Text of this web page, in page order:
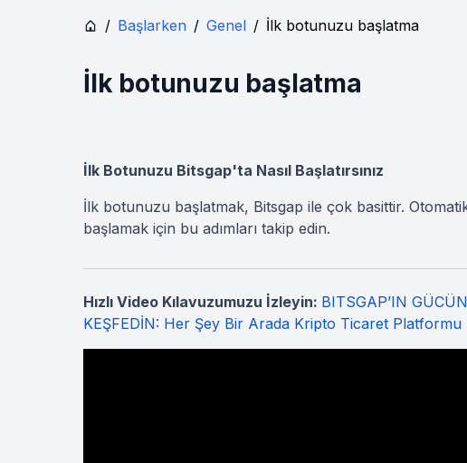
/ Başlarken / Genel / İlk botunuzu başlatma
İlk botunuzu başlatma
İlk Botunuzu Bitsgap'ta Nasıl Başlatırsınız
İlk botunuzu başlatmak, Bitsgap ile çok basittir.
başlamak için bu adımları takip edin.
Hızlı Video Kılavuzumuzu İzleyin: BITSGAP’IN
KEŞFEDİN: Her Şey Bir Arada Kripto Ticaret Platformu